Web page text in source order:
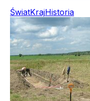
ŚwiatKrajHistoria